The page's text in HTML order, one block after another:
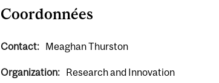
Coordonnées
Contact: Meaghan Thurston
Organization: Research and Innovation